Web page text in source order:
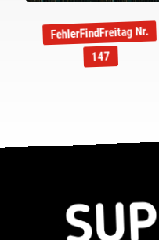
FehlerFindFreitag Nr.
147